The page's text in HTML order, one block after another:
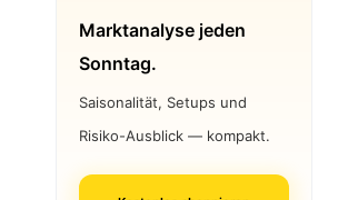
Marktanalyse jeden
Sonntag.
Saisonalität, Setups und
Risiko-Ausblick — kompakt.